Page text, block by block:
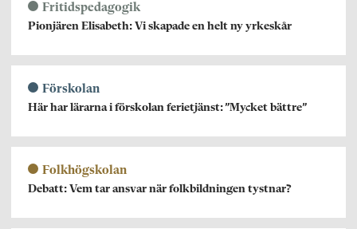
Fritidspedagogik
Pionjären Elisabeth: Vi skapade en helt ny yrkeskår
Förskolan
Här har lärarna i förskolan ferietjänst: ”Mycket bättre”
Folkhögskolan
Debatt: Vem tar ansvar när folkbildningen tystnar?